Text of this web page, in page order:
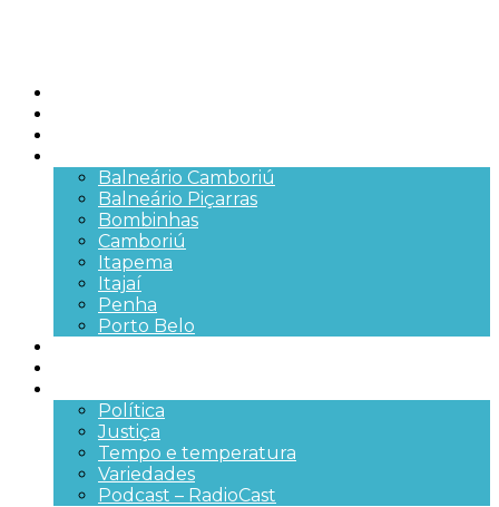
Balneário Camboriú
Balneário Piçarras
Bombinhas
Camboriú
Itapema
Itajaí
Penha
Porto Belo
Política
Justiça
Tempo e temperatura
Variedades
Podcast – RadioCast